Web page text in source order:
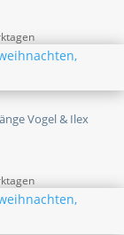
Vogel & Ilex